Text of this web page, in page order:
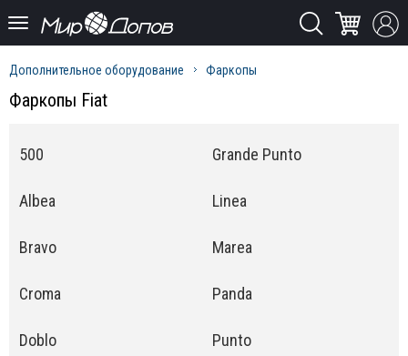
Дополнительное оборудование Фаркопы
Фаркопы Fiat
500
Albea
Bravo
Croma
Doblo
Grande Punto
Linea
Marea
Panda
Punto